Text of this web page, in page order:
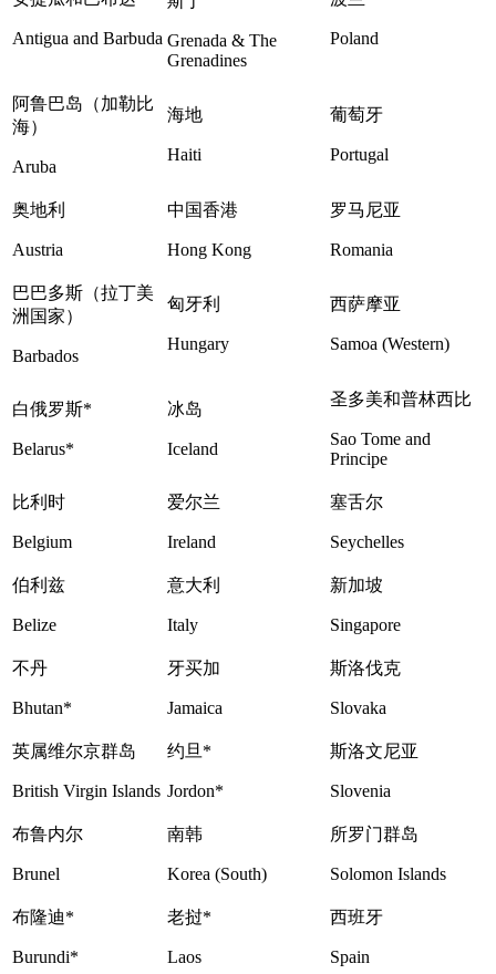
Antigua and Barbuda Grenada & The
Grenadines
Poland
阿鲁巴岛（加勒比
海）
Aruba
海地
Haiti
葡萄牙
Portugal
奥地利
Austria
中国香港
Hong Kong
罗马尼亚
Romania
巴巴多斯（拉丁美
洲国家）
Barbados
匈牙利
Hungary
西萨摩亚
Samoa (Western)
白俄罗斯*
Belarus*
冰岛
Iceland
圣多美和普林西比
Sao Tome and
Principe
比利时
Belgium
爱尔兰
Ireland
塞舌尔
Seychelles
伯利兹
Belize
意大利
Italy
新加坡
Singapore
不丹
Bhutan*
牙买加
Jamaica
斯洛伐克
Slovaka
英属维尔京群岛
British Virgin Islands
约旦*
Jordon*
斯洛文尼亚
Slovenia
布鲁内尔
Brunel
南韩
Korea (South)
所罗门群岛
Solomon Islands
布隆迪*
Burundi*
老挝*
Laos
西班牙
Spain